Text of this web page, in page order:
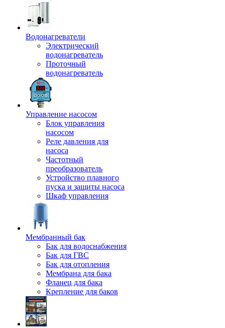
Водонагреватели
Электрический
водонагреватель
Проточный
водонагреватель
Управление насосом
Блок управления
насосом
Реле давления для
насоса
Частотный
преобразователь
Устройство плавного
пуска и защиты насоса
Шкаф управления
Мембранный бак
Бак для водоснабжения
Бак для ГВС
Бак для отопления
Мембрана для бака
Фланец для бака
Крепление для баков